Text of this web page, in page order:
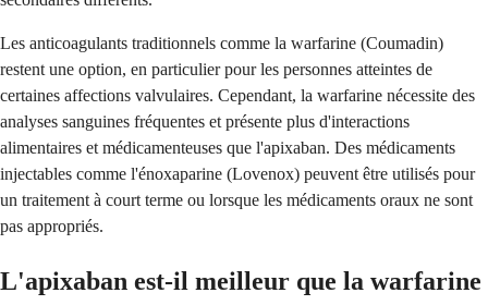
Les anticoagulants traditionnels comme la warfarine (Coumadin)
restent une option, en particulier pour les personnes atteintes de
certaines affections valvulaires. Cependant, la warfarine nécessite des
analyses sanguines fréquentes et présente plus d'interactions
alimentaires et médicamenteuses que l'apixaban. Des médicaments
injectables comme l'énoxaparine (Lovenox) peuvent être utilisés pour
un traitement à court terme ou lorsque les médicaments oraux ne sont
pas appropriés.
L'apixaban est-il meilleur que la warfarine